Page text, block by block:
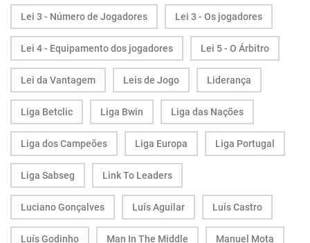
Lei 3 - Número de Jogadores Lei 3 - Os jogadores
Lei 4 - Equipamento dos jogadores Lei 5 - O Árbitro
Lei da Vantagem Leis de Jogo Liderança
Liga Betclic Liga Bwin Liga das Nações
Liga dos Campeões Liga Europa Liga Portugal
Liga Sabseg Link To Leaders
Luciano Gonçalves Luís Aguilar Luís Castro
Luís Godinho Man In The Middle Manuel Mota